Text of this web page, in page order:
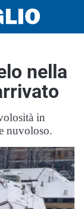
nella
in
nuvoloso.